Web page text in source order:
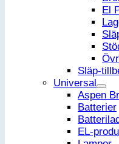
El
Släp-
Universal
Aspen
Batterier
EL-